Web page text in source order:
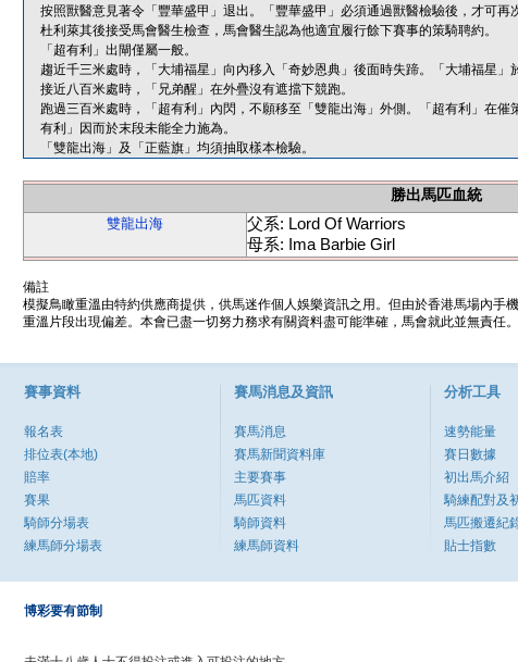
按照獸醫意見著令「豐華盛甲」退出。「豐華盛甲」必須通過獸醫檢驗後，才可再
杜利萊其後接受馬會醫生檢查，馬會醫生認為他適宜履行餘下賽事的策騎聘約。
「超有利」出閘僅屬一般。
趨近千三米處時，「大埔福星」向內移入「奇妙恩典」後面時失蹄。「大埔福星」
接近八百米處時，「兄弟醒」在外疊沒有遮擋下競跑。
跑過三百米處時，「超有利」內閃，不願移至「雙龍出海」外側。「超有利」在
有利」因而於末段未能全力施為。
「雙龍出海」及「正藍旗」均須抽取樣本檢驗。
勝出馬匹血統
雙龍出海
父系: Lord Of Warriors
母系: Ima Barbie Girl
備註
模擬鳥瞰重溫由特約供應商提供，供馬迷作個人娛樂資訊之用。但由於香港馬場內手
重溫片段出現偏差。本會已盡一切努力務求有關資料盡可能準確，馬會就此並無責任
賽事資料
報名表
排位表(本地)
賠率
賽果
騎師分場表
練馬師分場表
賽馬消息及資訊
賽馬消息
賽馬新聞資料庫
主要賽事
馬匹資料
騎師資料
練馬師資料
分析工具
速勢能量
賽日數據
初出馬介紹
騎練配對及
馬匹搬遷紀
貼士指數
博彩要有節制